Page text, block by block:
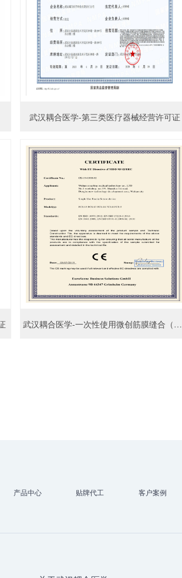
武汉耦合医学-第三类医疗器械经营许可证
武汉耦合医学-一次性使用微创筋膜缝合（闭合）器CE证
产品中心 贴牌代工 客户案例